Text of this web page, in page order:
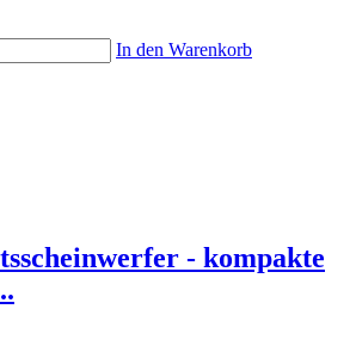
In den Warenkorb
- kompakte